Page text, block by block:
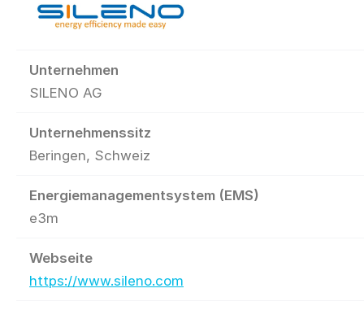
Unternehmen
SILENO AG
Unternehmenssitz
Beringen, Schweiz
Energiemanagementsystem (EMS)
e3m
Webseite
https://www.sileno.com